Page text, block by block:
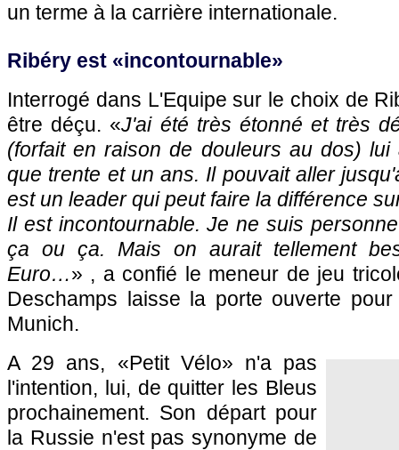
un terme à la carrière internationale.
Ribéry est «incontournable»
Interrogé dans L'Equipe sur le choix de
être déçu. «J'ai été très étonné et très
(forfait en raison de douleurs au dos)
que trente et un ans. Il pouvait aller
est un leader qui peut faire la différence
Il est incontournable. Je ne suis
ça ou ça. Mais on aurait tellement
Euro…» , a confié le meneur de jeu
Deschamps laisse la porte ouverte
Munich.
A 29 ans, «Petit Vélo» n'a pas
l'intention, lui, de quitter les Bleus
prochainement. Son départ pour
la Russie n'est pas synonyme de